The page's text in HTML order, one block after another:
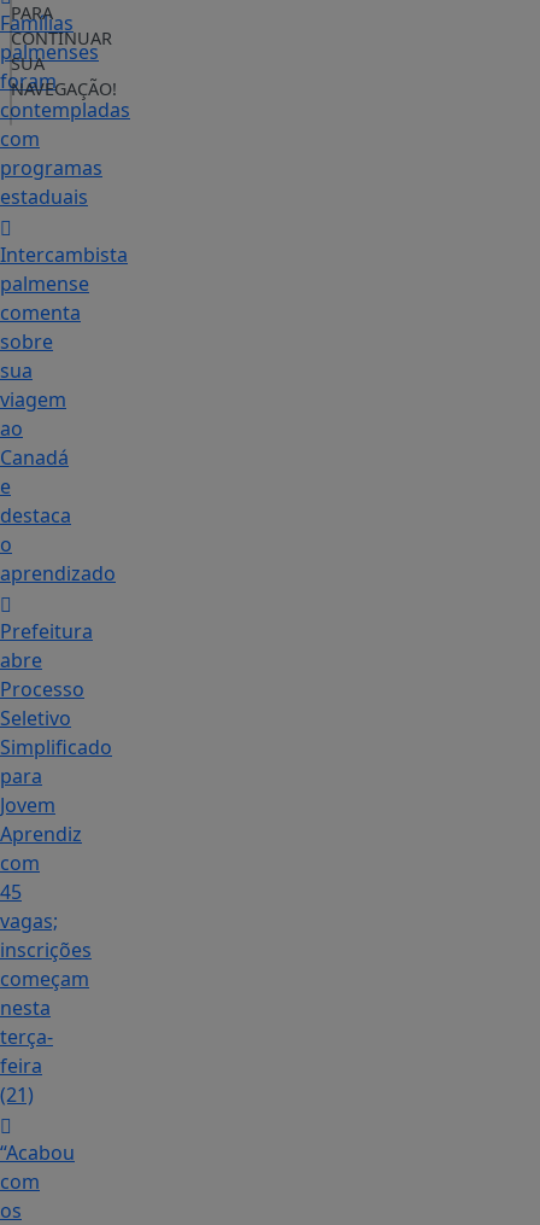
Famílias
palmenses
foram
contempladas
com
programas
estaduais
Intercambista
palmense
comenta
sobre
sua
viagem
ao
Canadá
e
destaca
o
aprendizado
Prefeitura
abre
Processo
Seletivo
Simplificado
para
Jovem
Aprendiz
com
45
vagas;
inscrições
começam
nesta
terça-
feira
(21)
“Acabou
com
os
PARA
CONTINUAR
SUA
NAVEGAÇÃO!